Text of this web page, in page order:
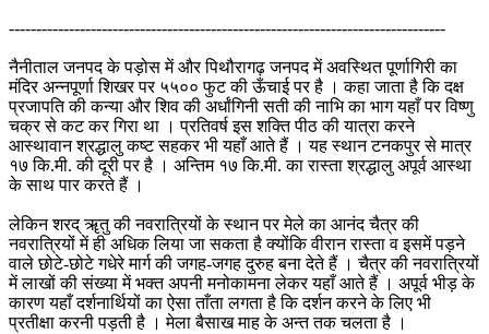
--------------------------------------------------------------------------------
नैनीताल जनपद के पड़ोस में और पिथौरागढ़ जनपद में अवस्थित पूर्णागिरी का
मंदिर अन्नपूर्णा शिखर पर ५५०० फुट की ऊँचाई पर है । कहा जाता है कि दक्ष
प्रजापति की कन्या और शिव की अर्धांगिनी सती की नाभि का भाग यहाँ पर विष्णु
चक्र से कट कर गिरा था । प्रतिवर्ष इस शक्ति पीठ की यात्रा करने
आस्थावान श्रद्धालु कष्ट सहकर भी यहाँ आते हैं । यह स्थान टनकपुर से मात्र
१७ कि.मी. की दूरी पर है । अन्तिम १७ कि.मी. का रास्ता श्रद्धालु अपूर्व आस्था
के साथ पार करते हैं ।
लेकिन शरद् ॠतु की नवरात्रियों के स्थान पर मेले का आनंद चैत्र की
नवरात्रियों में ही अधिक लिया जा सकता है क्योंकि वीरान रास्ता व इसमें पड़ने
वाले छोटे-छोटे गधेरे मार्ग की जगह-जगह दुरुह बना देते हैं । चैत्र की नवरात्रियों
में लाखों की संख्या में भक्त अपनी मनोकामना लेकर यहाँ आते हैं । अपूर्व भीड़ के
कारण यहाँ दर्शनार्थियों का ऐसा ताँता लगता है कि दर्शन करने के लिए भी
प्रतीक्षा करनी पड़ती है । मेला बैसाख माह के अन्त तक चलता है ।